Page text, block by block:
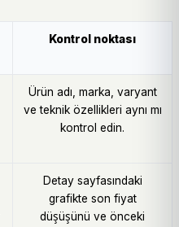
Kontrol noktası
Ürün adı, marka, varyant
ve teknik özellikleri aynı mı
kontrol edin.
Detay sayfasındaki
grafikte son fiyat
düşüşünü ve önceki